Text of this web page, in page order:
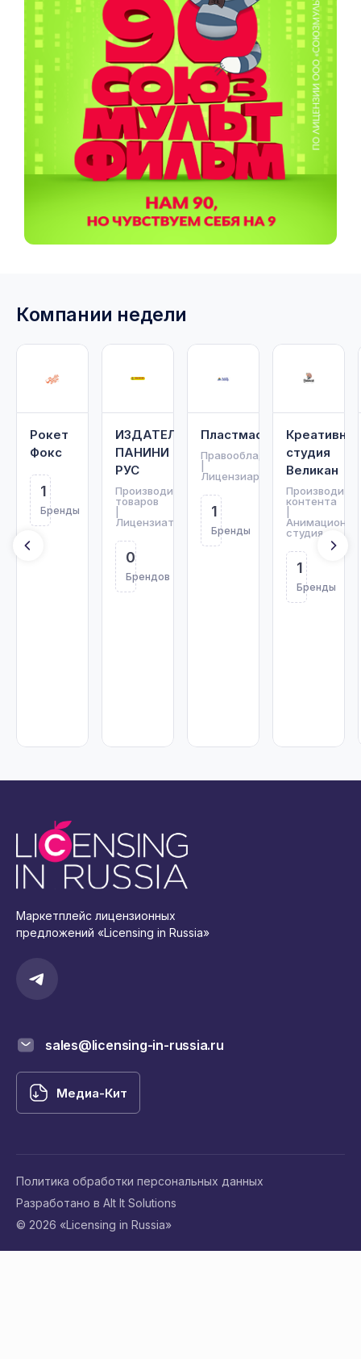
Компании недели
Рокет
Фокс
1
Бренды
ИЗДАТЕЛЬСТВО
ПАНИНИ
РУС
Производитель
товаров
Лицензиат
0
Брендов
Пластмастер
Правообладатель
Лицензиар
1
Бренды
Креативная
студия
Великан
контента
студия
1
Бренды
Маркетплейс лицензионных
предложений «Licensing in Russia»
sales@licensing-in-russia.ru
Медиа-Кит
© 2026 «Licensing in Russia»
Политика обработки персональных данных
Разработано в Alt It Solutions